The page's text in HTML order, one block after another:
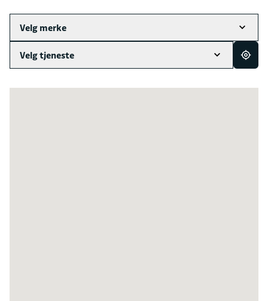
Velg merke
Velg tjeneste